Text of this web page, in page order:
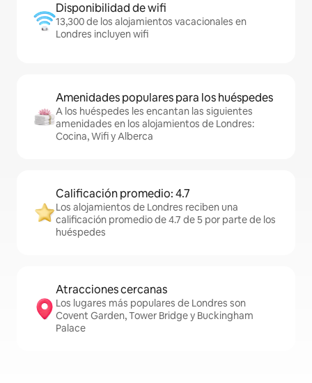
Disponibilidad de wifi
13,300 de los alojamientos vacacionales en
Londres incluyen wifi
Amenidades populares para los huéspedes
A los huéspedes les encantan las siguientes
amenidades en los alojamientos de Londres:
Cocina, Wifi y Alberca
Calificación promedio: 4.7
Los alojamientos de Londres reciben una
calificación promedio de 4.7 de 5 por parte de los
huéspedes
Atracciones cercanas
Los lugares más populares de Londres son
Covent Garden, Tower Bridge y Buckingham
Palace